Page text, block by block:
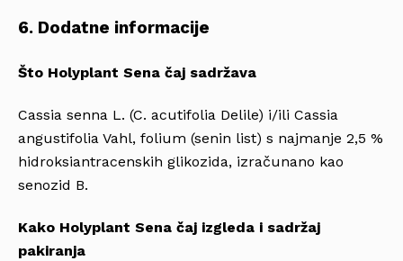
6. Dodatne informacije
Što Holyplant Sena čaj sadržava
Cassia senna L. (C. acutifolia Delile) i/ili Cassia
angustifolia Vahl, folium (senin list) s najmanje 2,5 %
hidroksiantracenskih glikozida, izračunano kao
senozid B.
Kako Holyplant Sena čaj izgleda i sadržaj
pakiranja